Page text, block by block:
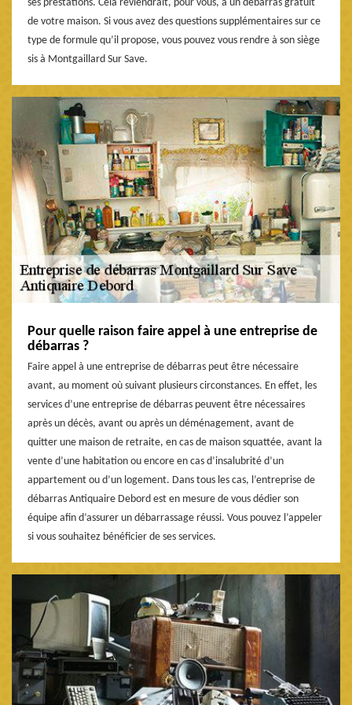
ses prestations. Cela reviendrait, pour vous, à un débarras gratuit
de votre maison. Si vous avez des questions supplémentaires sur ce
type de formule qu’il propose, vous pouvez vous rendre à son siège
sis à Montgaillard Sur Save.
Pour quelle raison faire appel à une entreprise de
débarras ?
Faire appel à une entreprise de débarras peut être nécessaire
avant, au moment où suivant plusieurs circonstances. En effet, les
services d’une entreprise de débarras peuvent être nécessaires
après un décès, avant ou après un déménagement, avant de
quitter une maison de retraite, en cas de maison squattée, avant la
vente d’une habitation ou encore en cas d’insalubrité d’un
appartement ou d’un logement. Dans tous les cas, l’entreprise de
débarras Antiquaire Debord est en mesure de vous dédier son
équipe afin d’assurer un débarrassage réussi. Vous pouvez l’appeler
si vous souhaitez bénéficier de ses services.